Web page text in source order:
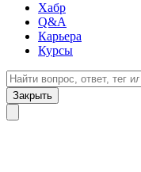
Хабр
Q&A
Карьера
Курсы
Закрыть